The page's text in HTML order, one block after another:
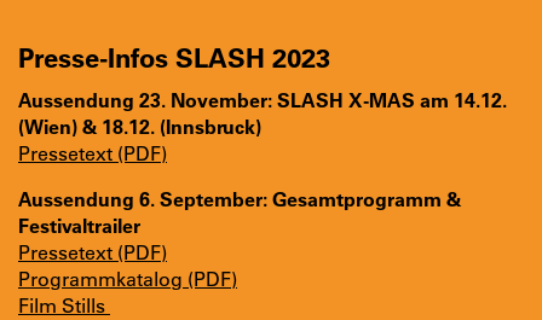
Presse-Infos SLASH 2023
Aussendung 23. November: SLASH X-MAS am 14.12.
(Wien) & 18.12. (Innsbruck)
Pressetext (PDF)
Aussendung 6. September: Gesamtprogramm &
Festivaltrailer
Pressetext (PDF)
Programmkatalog (PDF)
Film Stills